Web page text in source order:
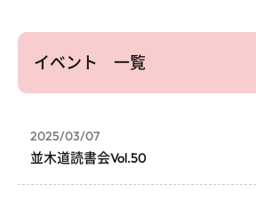
イベント 一覧
2025/03/07
並木道読書会Vol.50